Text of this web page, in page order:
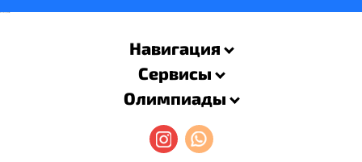
Навигация
Сервисы
Олимпиады